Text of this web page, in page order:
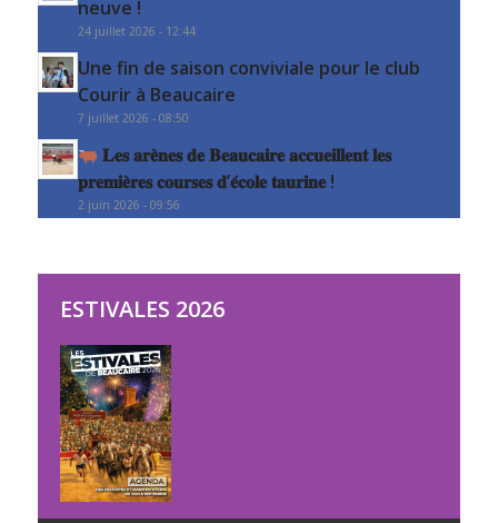
neuve !
24 juillet 2026 - 12:44
Une fin de saison conviviale pour le club
Courir à Beaucaire
7 juillet 2026 - 08:50
𝐋𝐞𝐬 𝐚𝐫𝐞̀𝐧𝐞𝐬 𝐝𝐞 𝐁𝐞𝐚𝐮𝐜𝐚𝐢𝐫𝐞 𝐚𝐜𝐜𝐮𝐞𝐢𝐥𝐥𝐞𝐧𝐭 𝐥𝐞𝐬
𝐩𝐫𝐞𝐦𝐢𝐞̀𝐫𝐞𝐬 𝐜𝐨𝐮𝐫𝐬𝐞𝐬 𝐝’𝐞́𝐜𝐨𝐥𝐞 𝐭𝐚𝐮𝐫𝐢𝐧𝐞 !
2 juin 2026 - 09:56
ESTIVALES 2026